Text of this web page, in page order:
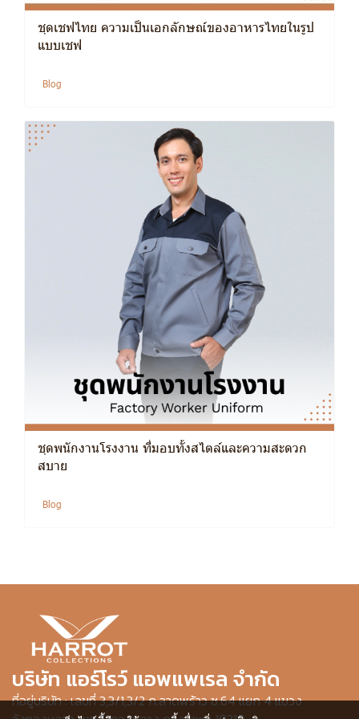
ชุดเชฟไทย ความเป็นเอกลักษณ์ของอาหารไทยในรูป
แบบเชฟ
Blog
ชุดพนักงานโรงงาน ที่มอบทั้งสไตล์และความสะดวก
สบาย
Blog
บริษัท แอร์โรว์ แอพแพเรล จำกัด
ที่อยู่บริษัท : เลขที่ 3,3/1,3/2 ก.ลาดพร้าว ซ.64 แยก 4 แขวง